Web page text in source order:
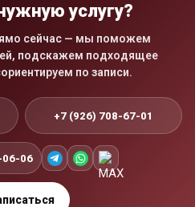
услугу?
сейчас — мы поможем
подскажем подходящее
по записи.
+7 (926) 708-67-01
06-06